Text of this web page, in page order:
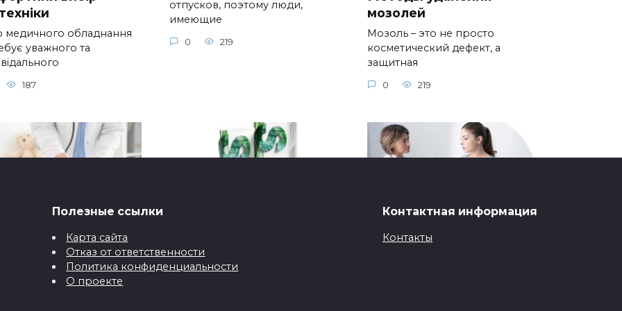
медичного обладнання
уважного та
187
отпусков, поэтому люди,
имеющие
0 219
мозолей
Мозоль – это не просто
косметический дефект, а
защитная
0 219
с малышом:
от педиатра
– это здорово! Но для
Где купить крем и мазь
от псориаза на локтях и
Полезные ссылки
Карта сайта
Отказ от ответственности
Политика конфиденциальности
О проекте
Контактная информация
Контакты